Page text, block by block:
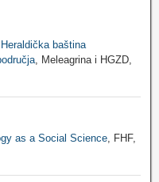
Heraldička baština
, Meleagrina i HGZD,
as a Social Science , FHF,